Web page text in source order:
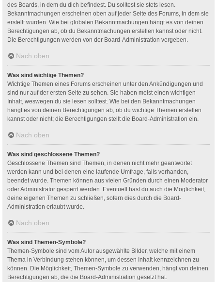
des Boards, in dem du dich befindest. Du solltest sie stets lesen.
Bekanntmachungen erscheinen oben auf jeder Seite des Forums, in dem sie
erstellt wurden. Wie bei globalen Bekanntmachungen hängt es von deinen
Berechtigungen ab, ob du Bekanntmachungen erstellen kannst oder nicht.
Die Berechtigungen werden von der Board-Administration vergeben.
Nach oben
Was sind wichtige Themen?
Wichtige Themen eines Forums erscheinen unter den Ankündigungen und
sind nur auf der ersten Seite zu sehen. Sie haben meist einen wichtigen
Inhalt, weswegen du sie lesen solltest. Wie bei den Bekanntmachungen
hängt es von deinen Berechtigungen ab, ob du wichtige Themen erstellen
kannst oder nicht; die Berechtigungen stellt die Board-Administration ein.
Nach oben
Was sind geschlossene Themen?
Geschlossene Themen sind Themen, in denen nicht mehr geantwortet
werden kann und bei denen eine laufende Umfrage, falls vorhanden,
beendet wurde. Themen können aus vielen Gründen durch einen Moderator
oder Administrator gesperrt werden. Eventuell hast du auch die Möglichkeit,
deine eigenen Themen zu schließen, sofern dies durch die Board-
Administration erlaubt wurde.
Nach oben
Was sind Themen-Symbole?
Themen-Symbole sind vom Autor ausgewählte Bilder, welche mit einem
Thema in Verbindung stehen können, um dessen Inhalt kennzeichnen zu
können. Die Möglichkeit, Themen-Symbole zu verwenden, hängt von deinen
Berechtigungen ab, die die Board-Administration gesetzt hat.